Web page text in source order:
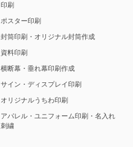
印刷
ポスター印刷
封筒印刷・オリジナル封筒作成
資料印刷
横断幕・垂れ幕印刷作成
サイン・ディスプレイ印刷
オリジナルうちわ印刷
アパレル・ユニフォーム印刷・名入れ
刺繍